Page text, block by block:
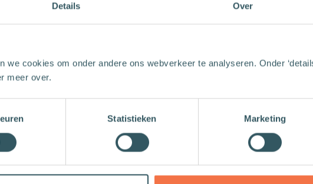
Details Over
we cookies om onder andere ons webverkeer te analyseren. Onder
meer over.
Statistieken Marketing